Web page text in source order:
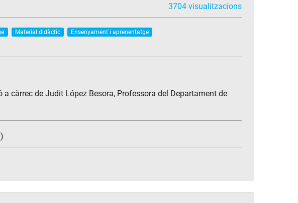
3704 visualitzacions
Material didàctic
Ensenyament i aprenentatge
càrrec de Judit López Besora, Professora del Departament de